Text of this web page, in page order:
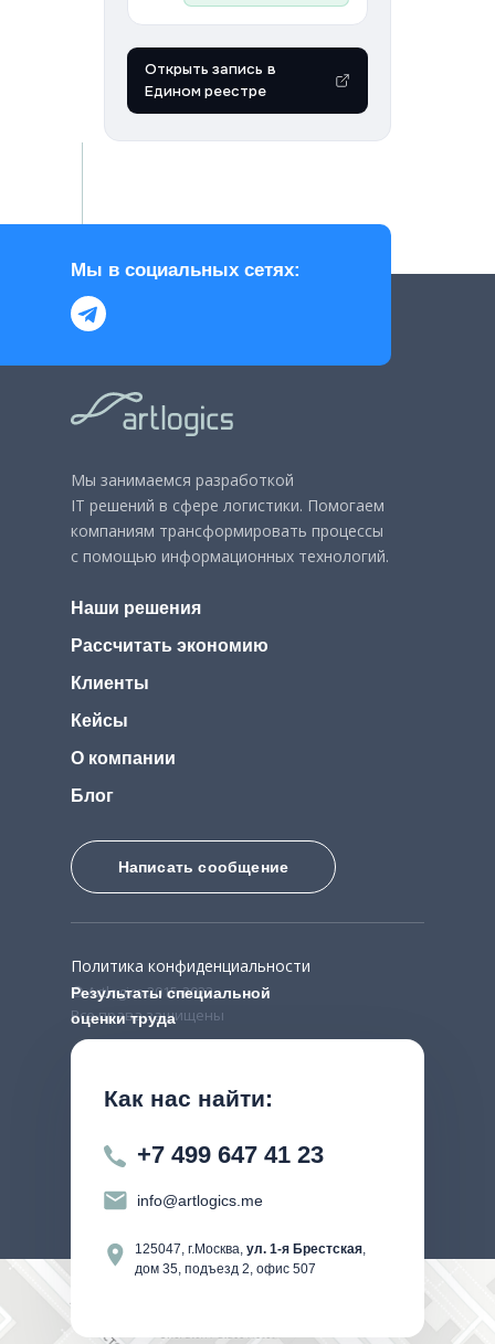
Открыть запись в
Едином реестре
Мы в социальных сетях:
Мы занимаемся разработкой
IT решений в сфере логистики. Помогаем
компаниям трансформировать процессы
с помощью информационных технологий.
Наши решения
Клиенты
Кейсы
О компании
Блог
Написать сообщение
Политика конфиденциальности
© Artlogics 2015-2022,
Все права защищены
Результаты специальной
оценки труда
Рассчитать экономию
Как нас найти:
+7 499 647 41 23
info@artlogics.me
125047, г.Москва, ул. 1-я Брестская,
дом 35, подъезд 2, офис 507